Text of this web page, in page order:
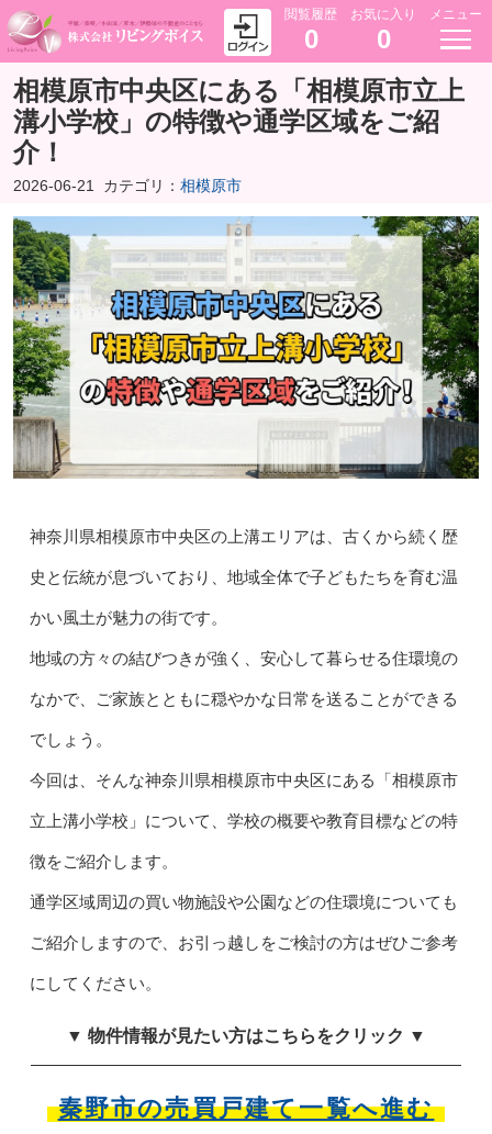
閲覧履歴
0
お気に入り
0
メニュー
相模原市中央区にある「相模原市立上
溝小学校」の特徴や通学区域をご紹
介！
2026-06-21 カテゴリ： 相模原市
神奈川県相模原市中央区の上溝エリアは、古くから続く歴
史と伝統が息づいており、地域全体で子どもたちを育む温
かい風土が魅力の街です。
地域の方々の結びつきが強く、安心して暮らせる住環境の
なかで、ご家族とともに穏やかな日常を送ることができる
でしょう。
今回は、そんな神奈川県相模原市中央区にある「相模原市
立上溝小学校」について、学校の概要や教育目標などの特
徴をご紹介します。
通学区域周辺の買い物施設や公園などの住環境についても
ご紹介しますので、お引っ越しをご検討の方はぜひご参考
にしてください。
▼ 物件情報が見たい方はこちらをクリック ▼
秦野市の売買戸建て一覧へ進む